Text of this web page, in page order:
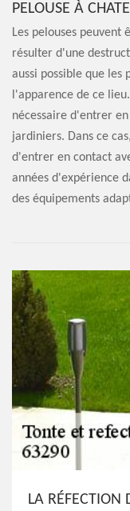
PELOUSE À
Les pelouses
résulter d'une
aussi possible que
l'apparence de ce
nécessaire d'entrer
jardiniers. Dans ce
d'entrer en contact
années d'expérience
des équipements
LA RÉFECTION